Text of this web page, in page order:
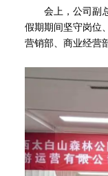
会上，公司副总
假期期间坚守岗位
营销部、商业经营